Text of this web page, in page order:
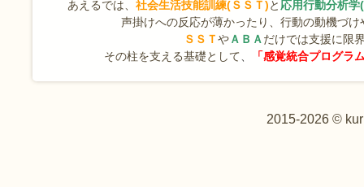
あえるでは、 社会生活技能訓練(ＳＳＴ)と 応用行動分析学
声掛けへの反応が薄かったり、行動の動機づ
ＳＳＴやＡＢＡ だけでは支援に限
その柱を支える基礎として
「感覚統合プログラ
2015-2026 ©